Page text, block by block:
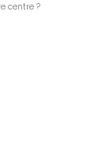
centre ?